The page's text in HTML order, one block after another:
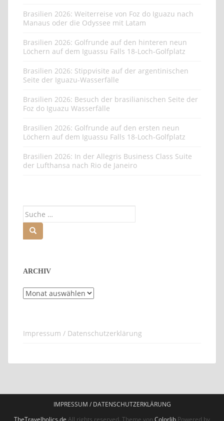
Brasilien 2026: Weiterreise von Foz do Iguazu nach
Manaus oder die Odyssee mit Latam
Brasilien 2026: Golfrunde auf den hinteren neun
Löchern auf dem Iguassu Falls 18-Loch-Golfplatz
Brasilien 2026: Stippvisite auf der argentinischen
Seite der Iguazu-Wasserfälle
Brasilien 2026: Besuch der brasilianischen Seite der
Foz do Iguazu Wasserfälle
Brasilien 2026: Golfrunde auf den ersten neun
Löchern auf dem Iguassu Falls 18-Loch-Golfplatz
Brasilien 2026: In der Allegris Business Class Suite
der Lufthansa nach Rio de Janeiro
ARCHIV
Archiv
Impressum / Datenschutzerklärung
IMPRESSUM / DATENSCHUTZERKLÄRUNG